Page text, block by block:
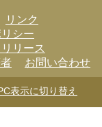
リンク
シー
リース
お問い合わせ
表示に切り替え